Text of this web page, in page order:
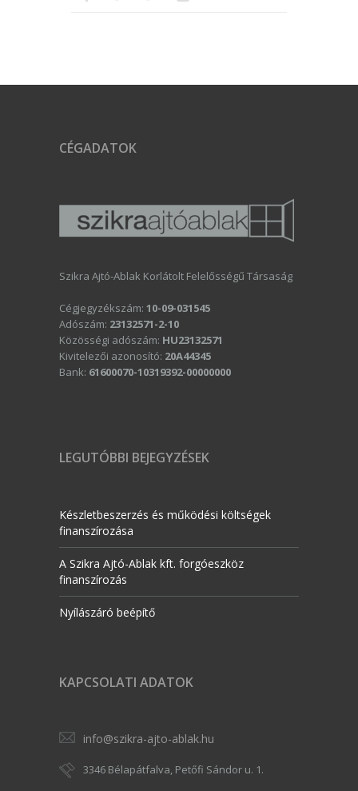
CÉGADATOK
Szikra Ajtó-Ablak Korlátolt Felelősségű Társaság
Cégjegyzékszám: 10-09-031545
Adószám: 23132571-2-10
Közösségi adószám: HU23132571
Kivitelezői azonosító: 20A44345
Bank: 61600070-10319392-00000000
LEGUTÓBBI BEJEGYZÉSEK
Készletbeszerzés és működési költségek
finanszírozása
A Szikra Ajtó-Ablak kft. forgóeszköz
finanszírozás
Nyílászáró beépítő
KAPCSOLATI ADATOK
info@szikra-ajto-ablak.hu
3346 Bélapátfalva, Petőfi Sándor u. 1.